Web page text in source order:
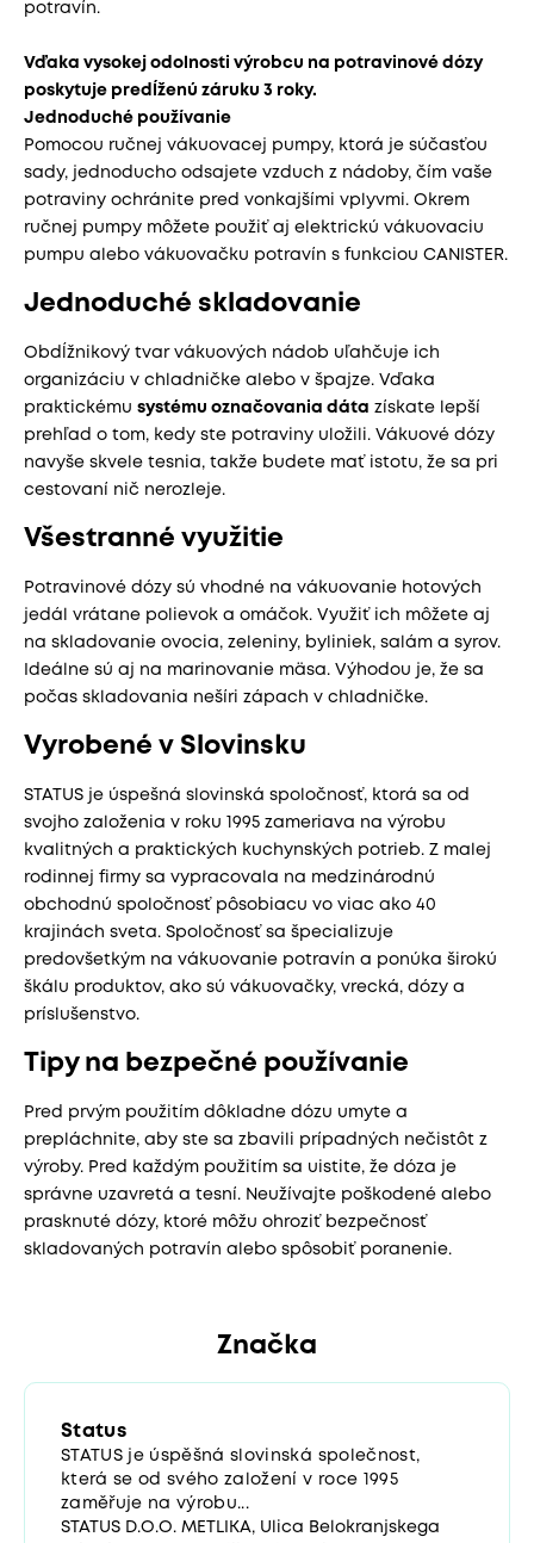
potravín.
Vďaka vysokej odolnosti výrobcu na potravinové dózy
poskytuje predĺženú záruku 3 roky.
Jednoduché používanie
Pomocou ručnej vákuovacej pumpy, ktorá je súčasťou
sady, jednoducho odsajete vzduch z nádoby, čím vaše
potraviny ochránite pred vonkajšími vplyvmi. Okrem
ručnej pumpy môžete použiť aj elektrickú vákuovaciu
pumpu alebo vákuovačku potravín s funkciou CANISTER.
Jednoduché skladovanie
Obdĺžnikový tvar vákuových nádob uľahčuje ich
organizáciu v chladničke alebo v špajze. Vďaka
praktickému systému označovania dáta získate lepší
prehľad o tom, kedy ste potraviny uložili. Vákuové dózy
navyše skvele tesnia, takže budete mať istotu, že sa pri
cestovaní nič nerozleje.
Všestranné využitie
Potravinové dózy sú vhodné na vákuovanie hotových
jedál vrátane polievok a omáčok. Využiť ich môžete aj
na skladovanie ovocia, zeleniny, byliniek, salám a syrov.
Ideálne sú aj na marinovanie mäsa. Výhodou je, že sa
počas skladovania nešíri zápach v chladničke.
Vyrobené v Slovinsku
STATUS je úspešná slovinská spoločnosť, ktorá sa od
svojho založenia v roku 1995 zameriava na výrobu
kvalitných a praktických kuchynských potrieb. Z malej
rodinnej firmy sa vypracovala na medzinárodnú
obchodnú spoločnosť pôsobiacu vo viac ako 40
krajinách sveta. Spoločnosť sa špecializuje
predovšetkým na vákuovanie potravín a ponúka širokú
škálu produktov, ako sú vákuovačky, vrecká, dózy a
príslušenstvo.
Tipy na bezpečné používanie
Pred prvým použitím dôkladne dózu umyte a
prepláchnite, aby ste sa zbavili prípadných nečistôt z
výroby. Pred každým použitím sa uistite, že dóza je
správne uzavretá a tesní. Neužívajte poškodené alebo
prasknuté dózy, ktoré môžu ohroziť bezpečnosť
skladovaných potravín alebo spôsobiť poranenie.
Značka
Status
STATUS je úspěšná slovinská společnost,
která se od svého založení v roce 1995
zaměřuje na výrobu...
STATUS D.O.O. METLIKA, Ulica Belokranjskega